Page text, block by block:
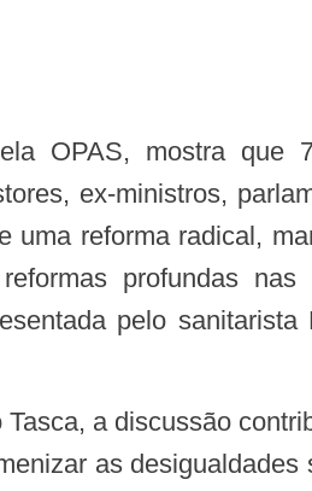
OPAS, mostra que
ex-ministros,
uma reforma radical,
profundas nas
pelo sanitarista
as desigualdades